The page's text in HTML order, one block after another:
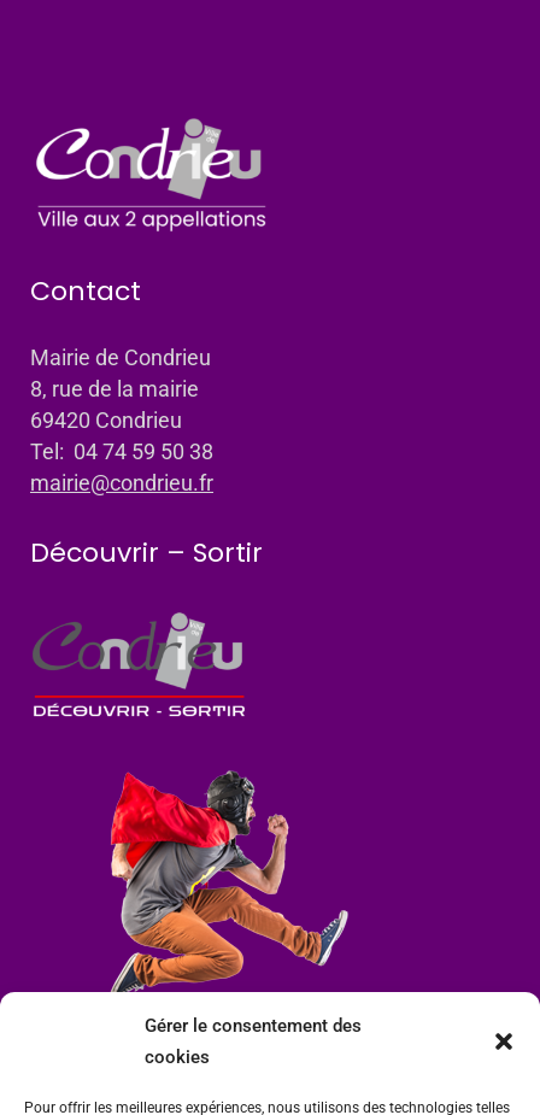
Gérer le consentement des
cookies
Pour offrir les meilleures expériences, nous utilisons des technologies telles
Contact
Mairie de Condrieu
8, rue de la mairie
69420 Condrieu
Tel: 04 74 59 50 38
mairie@condrieu.fr
Découvrir – Sortir